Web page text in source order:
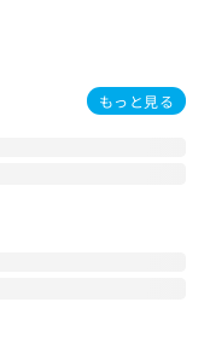
もっと見る